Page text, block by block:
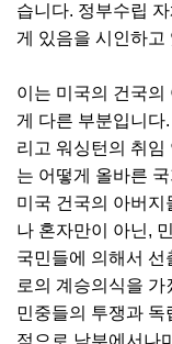
습니다. 정부수립
게 있음을 시인하고
이는 미국의 건국의
게 다른 부분입니다
리고 워싱턴의 취임
는 어떻게 올바른
미국 건국의 아버지
나 혼자만이 아닌,
국민들에 의해서 선
로의 계승의식을
민중들의 투쟁과 독
적으로 남부에서나